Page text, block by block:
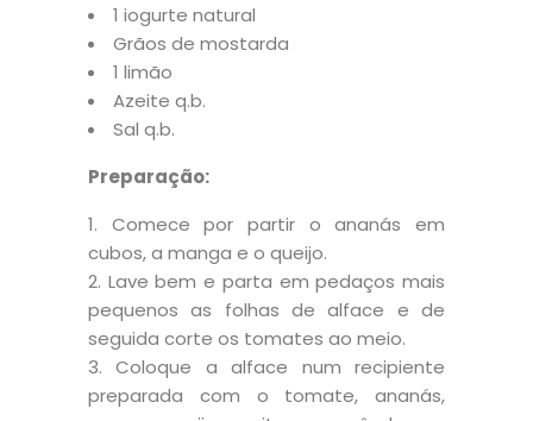
1 iogurte natural
Grãos de mostarda
1 limão
Azeite q.b.
Sal q.b.
Preparação:
Comece por partir o ananás em
cubos, a manga e o queijo.
Lave bem e parta em pedaços mais
pequenos as folhas de alface e de
seguida corte os tomates ao meio.
Coloque a alface num recipiente
preparada com o tomate, ananás,